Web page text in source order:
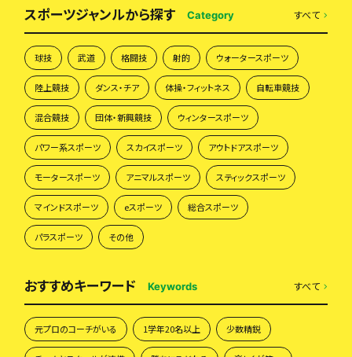
スポーツジャンルから探す Category すべて
球技 武道 格闘技 射的 ウォータースポーツ
陸上競技 ダンス・チア 体操・フィットネス 自転車競技
混合競技 団体・新興競技 ウィンタースポーツ
パワー系スポーツ スカイスポーツ アウトドアスポーツ
モータースポーツ アニマルスポーツ スティックスポーツ
マインドスポーツ eスポーツ 総合スポーツ
パラスポーツ その他
おすすめキーワード Keywords すべて
元プロのコーチがいる 1学年20名以上 少数精鋭